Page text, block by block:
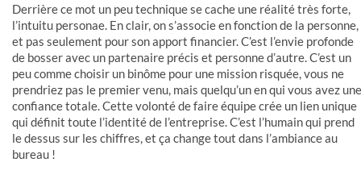
Derrière ce mot un peu technique se cache une réalité très forte,
l’intuitu personae. En clair, on s’associe en fonction de la personne,
et pas seulement pour son apport financier. C’est l’envie profonde
de bosser avec un partenaire précis et personne d’autre. C’est un
peu comme choisir un binôme pour une mission risquée, vous ne
prendriez pas le premier venu, mais quelqu’un en qui vous avez une
confiance totale. Cette volonté de faire équipe crée un lien unique
qui définit toute l’identité de l’entreprise. C’est l’humain qui prend
le dessus sur les chiffres, et ça change tout dans l’ambiance au
bureau !